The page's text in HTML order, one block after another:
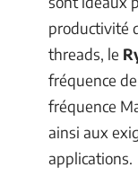
productivité
threads, le
fréquence
fréquence
ainsi aux
applications.